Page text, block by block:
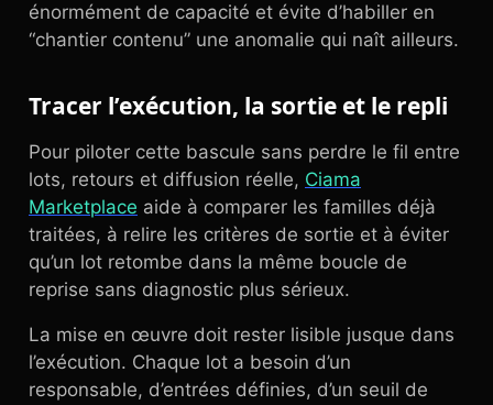
énormément de capacité et évite d’habiller en
“chantier contenu” une anomalie qui naît ailleurs.
Tracer l’exécution, la sortie et le repli
Pour piloter cette bascule sans perdre le fil entre
lots, retours et diffusion réelle, Ciama
Marketplace aide à comparer les familles déjà
traitées, à relire les critères de sortie et à éviter
qu’un lot retombe dans la même boucle de
reprise sans diagnostic plus sérieux.
La mise en œuvre doit rester lisible jusque dans
l’exécution. Chaque lot a besoin d’un
responsable, d’entrées définies, d’un seuil de